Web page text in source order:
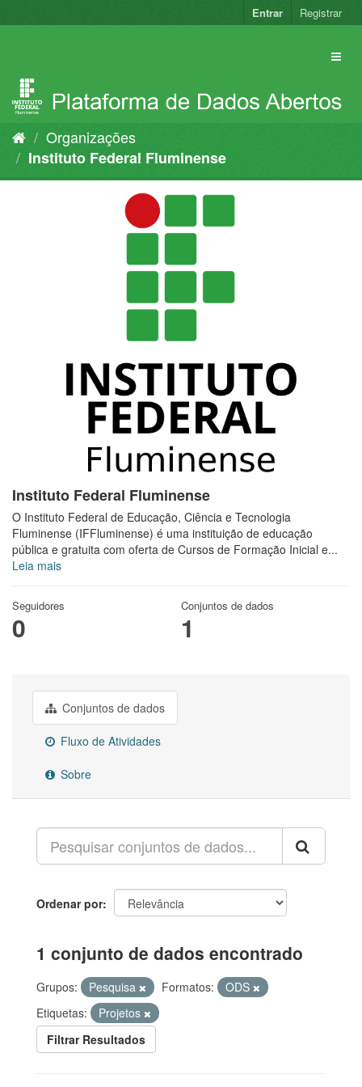
para
Entrar Registrar
Organizações
Instituto Federal Fluminense
Instituto Federal Fluminense
O Instituto Federal de Educação, Ciência e Tecnologia
Fluminense (IFFluminense) é uma instituição de educação
pública e gratuita com oferta de Cursos de Formação Inicial e...
Leia mais
Seguidores
0
Conjuntos de dados
1
Conjuntos de dados
Fluxo de Atividades
Sobre
Ordenar por
1 conjunto de dados encontrado
Grupos: Pesquisa Formatos:
ODS
Etiquetas:
Projetos
Filtrar Resultados